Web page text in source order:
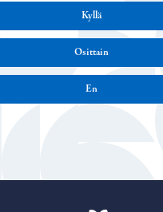
Kyllä
Osittain
En